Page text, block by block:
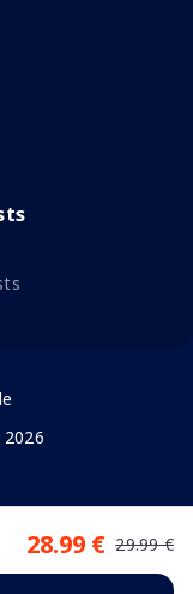
28.99 € 29.99 €